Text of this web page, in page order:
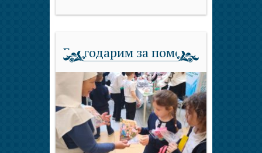
Благодарим за помощь